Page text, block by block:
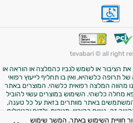
tevabari © all right
הציבור או לשמש לגביו כהמלצה או הוראה או
תרופה כלשהיא, ואין בו תחליף לייעוץ רפואי
מהווה המלצה רפואית כלשהי. המוצרים באתר
מחלה כלשהי. השימוש במוצרים עשוי להוביל
באתר מוותרים בזאת על כל טענה,
זה. נשים בהיריון, מניקות, ילדים והנוטלים
לפני השימוש במוצרים. התמונות באתר הן
חוויית השימוש באתר. המשך שימוש